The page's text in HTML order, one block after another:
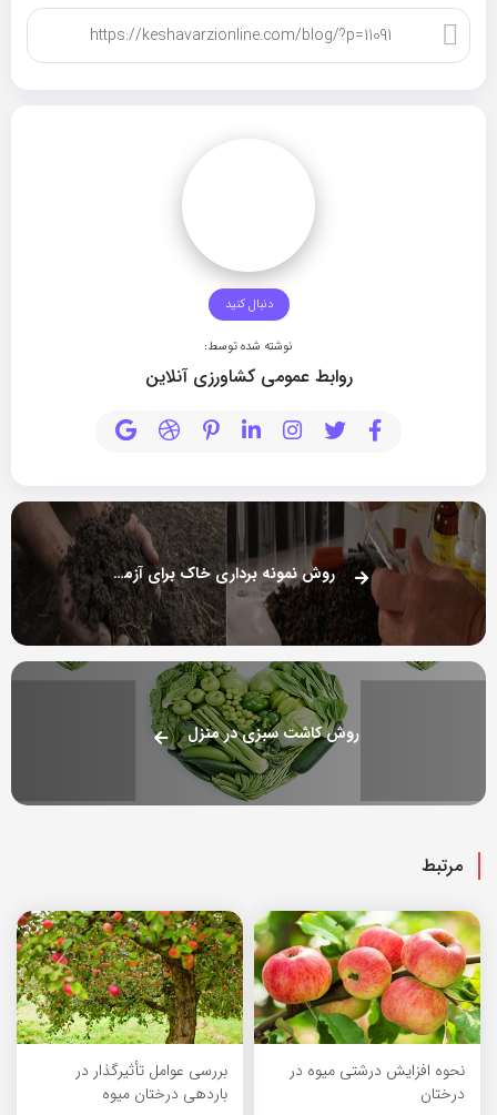
دنبال کنید
نوشته شده توسط:
روابط عمومی کشاورزی آنلاین
روش نمونه برداری خاک برای آزمایش خاک
روش کاشت سبزی در منزل
مرتبط
نحوه افزایش درشتی میوه در
درختان
بررسی عوامل تأثیرگذار در
باردهی درختان میوه